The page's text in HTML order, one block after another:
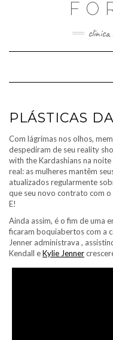
PLÁSTICAS
Com lágrimas nos olhos,
despediram de seu reality
with the Kardashians na
real: as mulheres mantêm
atualizados regularmente
que seu novo contrato com o
E!
Ainda assim, é o fim de uma
ficaram boquiabertos com a
Jenner administrava ,
Kendall eKylie Jenner